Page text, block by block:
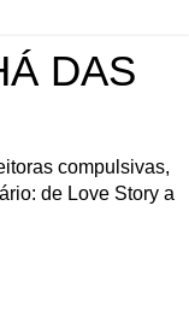
DAS
compulsivas,
de Love Story a